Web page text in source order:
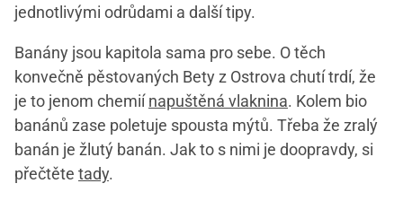
jednotlivými odrůdami a další tipy.
Banány jsou kapitola sama pro sebe. O těch
konvečně pěstovaných Bety z Ostrova chutí trdí, že
je to jenom chemiínapuštěná vlaknina. Kolem bio
banánů zase poletuje spousta mýtů. Třeba že zralý
banán je žlutý banán. Jak to s nimi je doopravdy, si
přečtěte tady.